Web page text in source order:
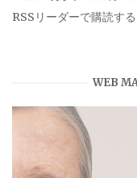
RSSリーダーで購読する
WEB